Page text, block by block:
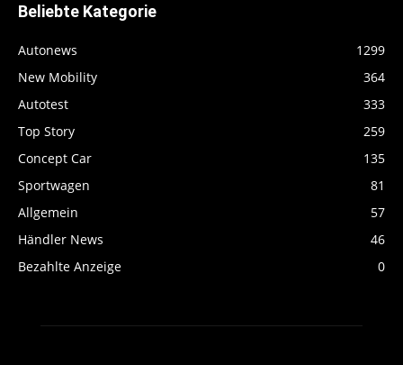
Beliebte Kategorie
Autonews
1299
New Mobility
364
Autotest
333
Top Story
259
Concept Car
135
Sportwagen
81
Allgemein
57
Händler News
46
Bezahlte Anzeige
0